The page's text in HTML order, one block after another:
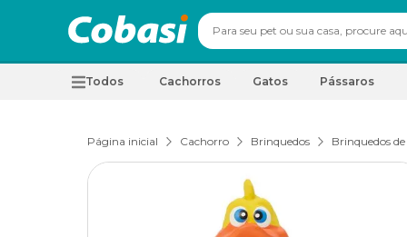
Todos Cachorros Gatos Pássaros
Página inicial Cachorro Brinquedos Brinquedos